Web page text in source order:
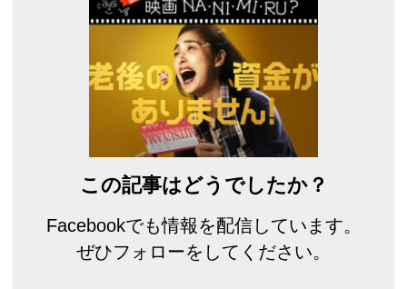
この記事はどうでしたか？
Facebookでも情報を配信しています。
ぜひフォローをしてください。